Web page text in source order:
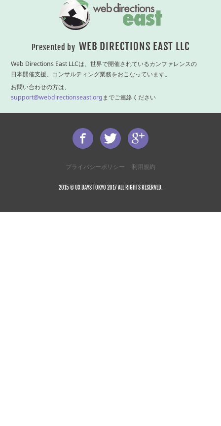
Presented by WEB DIRECTIONS EAST LLC
Web Directions East LLCは、世界で開催されているカンファレンスの
日本開催支援、コンサルティング業務をおこなっています。
お問い合わせの方は、
support@webdirectionseast.orgまでご連絡ください
プライバシーポリシー 利用規約
2015 © UX DAYS TOKYO 2017 ALL RIGHTS RESERVED.